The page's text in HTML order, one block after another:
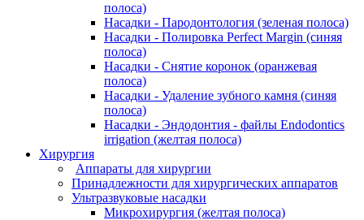
полоса)
Насадки - Пародонтология (зеленая полоса)
Насадки - Полировка Perfect Margin (синяя
полоса)
Насадки - Снятие коронок (оранжевая
полоса)
Насадки - Удаление зубного камня (синяя
полоса)
Насадки - Эндодонтия - файлы Endodontics
irrigation (желтая полоса)
Хирургия
Аппараты для хирургии
Принадлежности для хирургических аппаратов
Ультразвуковые насадки
Микрохирургия (желтая полоса)